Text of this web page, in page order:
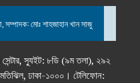
মোঃ শাহজাহান খান সাজু
সেন্টার, স্যুইট: ৮ডি (৯ম তলা), ২৯২
ঢাকা-১০০০। টেলিফোন: